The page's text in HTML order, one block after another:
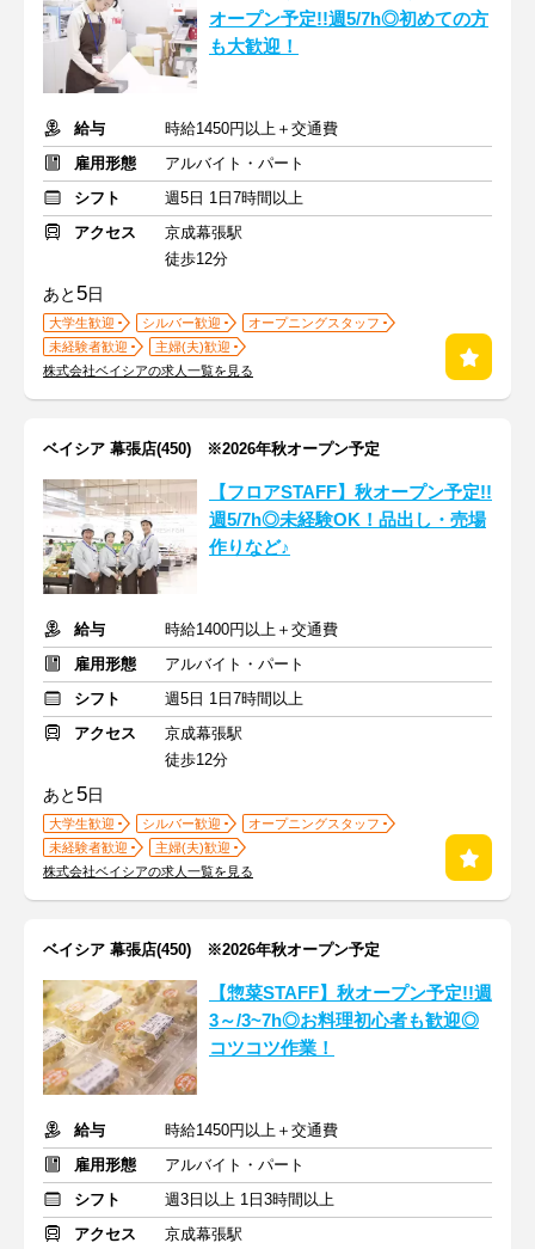
オープン予定!!週5/7h◎初めての方
も大歓迎！
給与
時給1450円以上＋交通費
雇用形態
アルバイト・パート
シフト
週5日 1日7時間以上
アクセス
京成幕張駅
徒歩12分
あと 5日
大学生歓迎 シルバー歓迎
オープニングスタッフ
未経験者歓迎
主婦(夫)歓迎
株式会社ベイシアの求人一覧を見る
ベイシア 幕張店(450) ※2026年秋オープン予定
【フロアSTAFF】秋オープン予定!!
週5/7h◎未経験OK！品出し・売場
作りなど♪
給与
時給1400円以上＋交通費
雇用形態
アルバイト・パート
シフト
週5日 1日7時間以上
アクセス
京成幕張駅
徒歩12分
あと 5日
大学生歓迎 シルバー歓迎
オープニングスタッフ
未経験者歓迎
主婦(夫)歓迎
株式会社ベイシアの求人一覧を見る
ベイシア 幕張店(450) ※2026年秋オープン予定
【惣菜STAFF】秋オープン予定!!週
3～/3~7h◎お料理初心者も歓迎◎
コツコツ作業！
給与
時給1450円以上＋交通費
雇用形態
アルバイト・パート
シフト
週3日以上 1日3時間以上
アクセス
京成幕張駅